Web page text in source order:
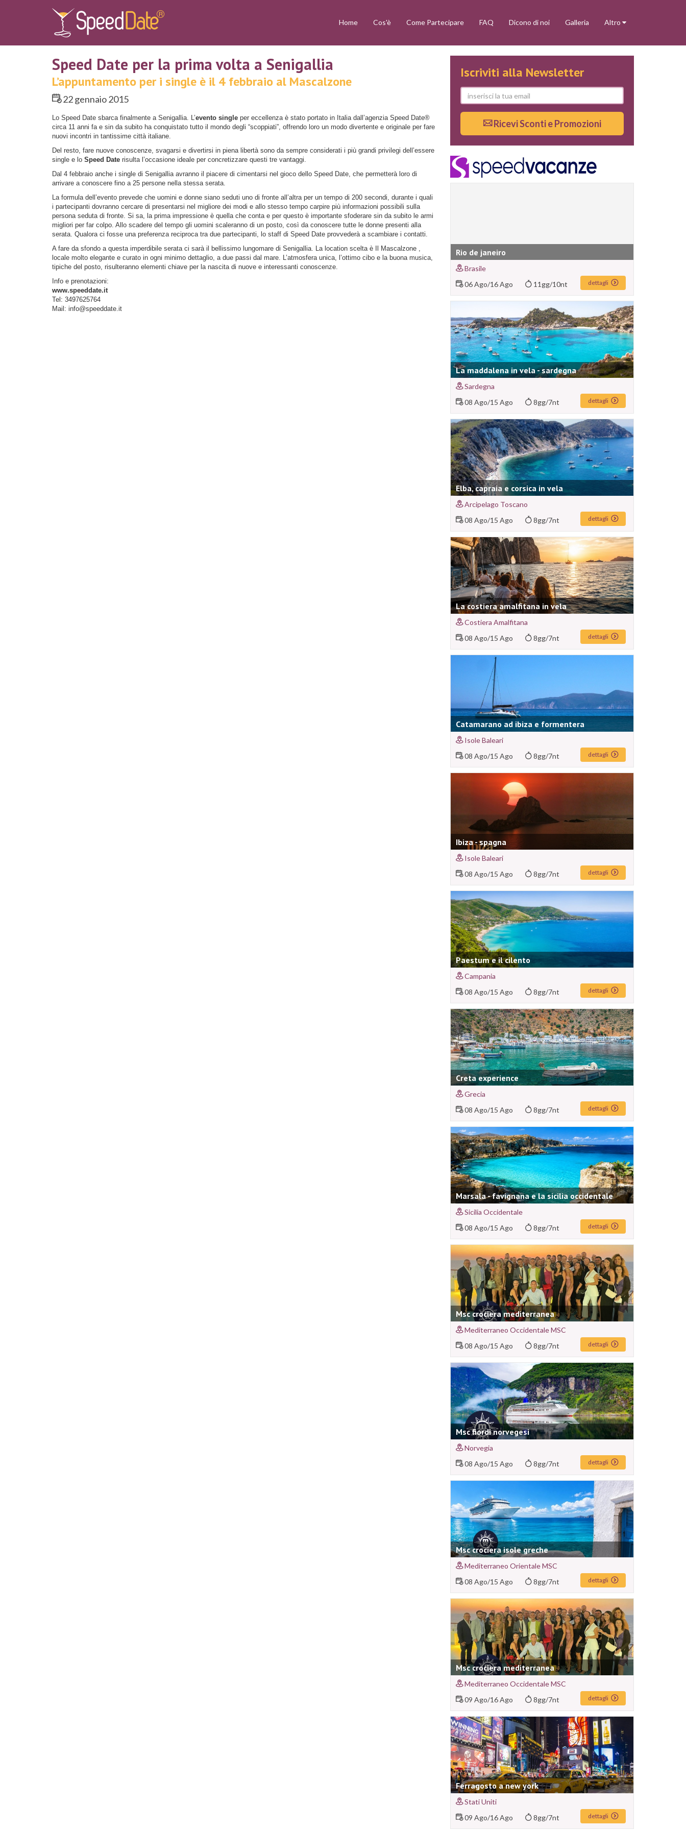
Home Cos'è Come Partecipare FAQ Dicono di noi Galleria Altro
Speed Date per la prima volta a Senigallia
L’appuntamento per i single è il 4 febbraio al Mascalzone
22 gennaio 2015
Lo Speed Date sbarca finalmente a Senigallia. L’evento single per eccellenza è stato portato in Italia dall’agenzia Speed Date®
circa 11 anni fa e sin da subito ha conquistato tutto il mondo degli “scoppiati”, offrendo loro un modo divertente e originale per fare
nuovi incontri in tantissime città italiane.
Del resto, fare nuove conoscenze, svagarsi e divertirsi in piena libertà sono da sempre considerati i più grandi privilegi dell’essere
single e lo Speed Date risulta l’occasione ideale per concretizzare questi tre vantaggi.
Dal 4 febbraio anche i single di Senigallia avranno il piacere di cimentarsi nel gioco dello Speed Date, che permetterà loro di
arrivare a conoscere fino a 25 persone nella stessa serata.
La formula dell’evento prevede che uomini e donne siano seduti uno di fronte all’altra per un tempo di 200 secondi, durante i quali
i partecipanti dovranno cercare di presentarsi nel migliore dei modi e allo stesso tempo carpire più informazioni possibili sulla
persona seduta di fronte. Si sa, la prima impressione è quella che conta e per questo è importante sfoderare sin da subito le armi
migliori per far colpo. Allo scadere del tempo gli uomini scaleranno di un posto, così da conoscere tutte le donne presenti alla
serata. Qualora ci fosse una preferenza reciproca tra due partecipanti, lo staff di Speed Date provvederà a scambiare i contatti.
A fare da sfondo a questa imperdibile serata ci sarà il bellissimo lungomare di Senigallia. La location scelta è Il Mascalzone ,
locale molto elegante e curato in ogni minimo dettaglio, a due passi dal mare. L’atmosfera unica, l’ottimo cibo e la buona musica,
tipiche del posto, risulteranno elementi chiave per la nascita di nuove e interessanti conoscenze.
Info e prenotazioni:
www.speeddate.it
Tel: 3497625764
Mail: info@speeddate.it
Iscriviti alla Newsletter
Ricevi Sconti e Promozioni
Rio de janeiro
Brasile
06 Ago/16 Ago 11gg/10nt dettagli
La maddalena in vela - sardegna
Sardegna
08 Ago/15 Ago 8gg/7nt dettagli
Elba, capraia e corsica in vela
Arcipelago Toscano
08 Ago/15 Ago 8gg/7nt dettagli
La costiera amalfitana in vela
Costiera Amalfitana
08 Ago/15 Ago 8gg/7nt dettagli
Catamarano ad ibiza e formentera
Isole Baleari
08 Ago/15 Ago 8gg/7nt dettagli
Ibiza - spagna
Isole Baleari
08 Ago/15 Ago 8gg/7nt dettagli
Paestum e il cilento
Campania
08 Ago/15 Ago 8gg/7nt dettagli
Creta experience
Grecia
08 Ago/15 Ago 8gg/7nt dettagli
Marsala - favignana e la sicilia occidentale
Sicilia Occidentale
08 Ago/15 Ago 8gg/7nt dettagli
Msc crociera mediterranea
Mediterraneo Occidentale MSC
08 Ago/15 Ago 8gg/7nt dettagli
Msc fiordi norvegesi
Norvegia
08 Ago/15 Ago 8gg/7nt dettagli
Msc crociera isole greche
Mediterraneo Orientale MSC
08 Ago/15 Ago 8gg/7nt dettagli
Msc crociera mediterranea
Mediterraneo Occidentale MSC
09 Ago/16 Ago 8gg/7nt dettagli
Ferragosto a new york
Stati Uniti
09 Ago/16 Ago 8gg/7nt dettagli